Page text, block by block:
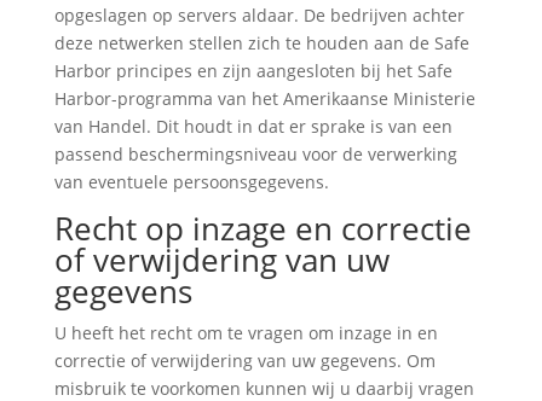
opgeslagen op servers aldaar. De bedrijven achter
deze netwerken stellen zich te houden aan de Safe
Harbor principes en zijn aangesloten bij het Safe
Harbor-programma van het Amerikaanse Ministerie
van Handel. Dit houdt in dat er sprake is van een
passend beschermingsniveau voor de verwerking
van eventuele persoonsgegevens.
Recht op inzage en correctie
of verwijdering van uw
gegevens
U heeft het recht om te vragen om inzage in en
correctie of verwijdering van uw gegevens. Om
misbruik te voorkomen kunnen wij u daarbij vragen